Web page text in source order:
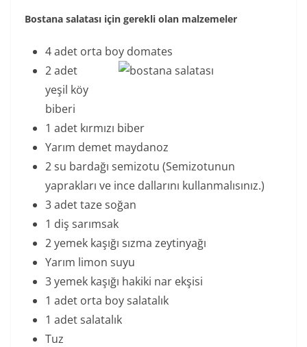
Bostana salatası için gerekli olan malzemeler
4 adet orta boy domates
2 adet
yeşil köy
biberi
1 adet kırmızı biber
Yarım demet maydanoz
2 su bardağı semizotu (Semizotunun
yaprakları ve ince dallarını kullanmalısınız.)
3 adet taze soğan
1 diş sarımsak
2 yemek kaşığı sızma zeytinyağı
Yarım limon suyu
3 yemek kaşığı hakiki nar ekşisi
1 adet orta boy salatalık
1 adet salatalık
Tuz